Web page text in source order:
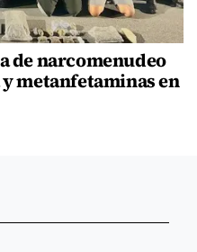
de narcomenudeo
metanfetaminas en